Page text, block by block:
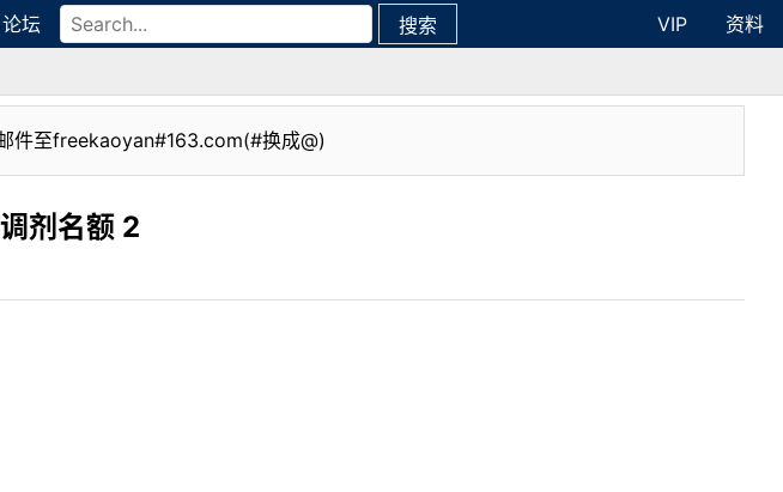
论坛 搜索 VIP
资料
件至freekaoyan#163.com(#换成@)
剂名额 2